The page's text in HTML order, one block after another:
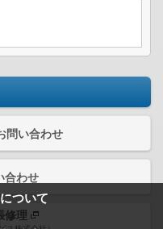
ついて
問い合わせ
合わせ
修理